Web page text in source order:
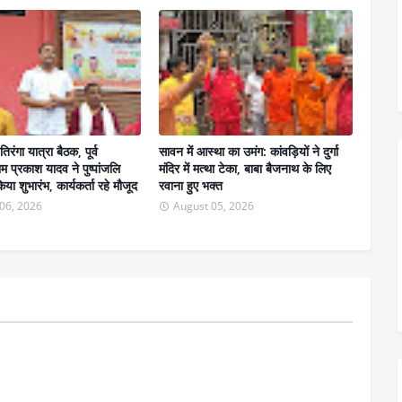
यात्रा बैठक, पूर्व
प्रकाश यादव ने पुष्पांजलि
शुभारंभ, कार्यकर्ता रहे मौजूद
2026
सावन में आस्था का उमंग: कांवड़ियों ने दुर्गा
मंदिर में मत्था टेका, बाबा बैजनाथ के लिए
रवाना हुए भक्त
August 05, 2026